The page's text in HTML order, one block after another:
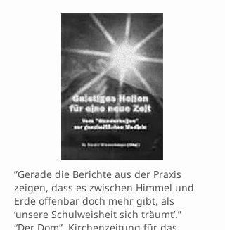
”Gerade die Berichte aus der Praxis
zeigen, dass es zwischen Himmel und
Erde offenbar doch mehr gibt, als
‘unsere Schulweisheit sich träumt’.”